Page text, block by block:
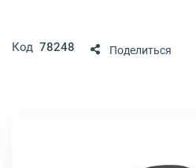
Код 78248 Поделиться